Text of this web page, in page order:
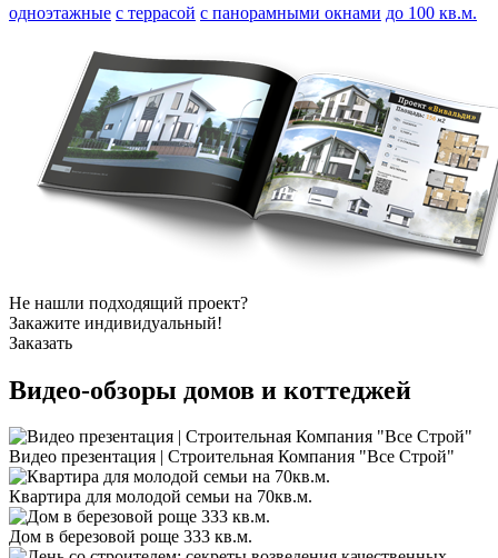
одноэтажные с террасой с панорамными окнами до 100 кв.м.
Не нашли подходящий проект?
Закажите индивидуальный!
Заказать
Видео-обзоры домов и коттеджей
Видео презентация | Строительная Компания "Все Строй"
Квартира для молодой семьи на 70кв.м.
Дом в березовой роще 333 кв.м.